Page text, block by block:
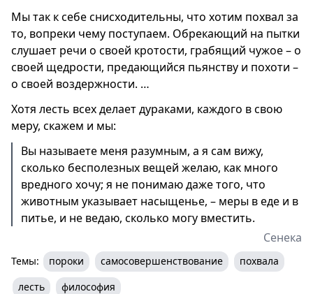
Мы так к себе снисходительны, что хотим похвал за
то, вопреки чему поступаем. Обрекающий на пытки
слушает речи о своей кротости, грабящий чужое – о
своей щедрости, предающийся пьянству и похоти –
о своей воздержности. …
Хотя лесть всех делает дураками, каждого в свою
меру, скажем и мы:
Вы называете меня разумным, а я сам вижу,
сколько бесполезных вещей желаю, как много
вредного хочу; я не понимаю даже того, что
животным указывает насыщенье, – меры в еде и в
питье, и не ведаю, сколько могу вместить.
Сенека
Темы: пороки самосовершенствование
похвала
лесть
философия